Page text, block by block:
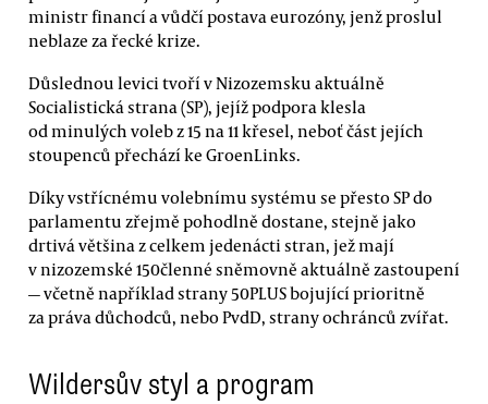
ministr financí a vůdčí postava eurozóny, jenž proslul
neblaze za řecké krize.
Důslednou levici tvoří v Nizozemsku aktuálně
Socialistická strana (SP), jejíž podpora klesla
od minulých voleb z 15 na 11 křesel, neboť část jejích
stoupenců přechází ke GroenLinks.
Díky vstřícnému volebnímu systému se přesto SP do
parlamentu zřejmě pohodlně dostane, stejně jako
drtivá většina z celkem jedenácti stran, jež mají
v nizozemské 150členné sněmovně aktuálně zastoupení
— včetně například strany 50PLUS bojující prioritně
za práva důchodců, nebo PvdD, strany ochránců zvířat.
Wildersův styl a program